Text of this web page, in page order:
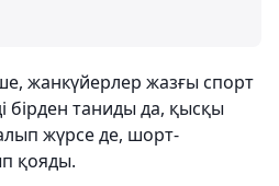
жанкүйерлер жазғы спорт
бірден таниды да, қысқы
жүрсе де, шорт-
қояды.